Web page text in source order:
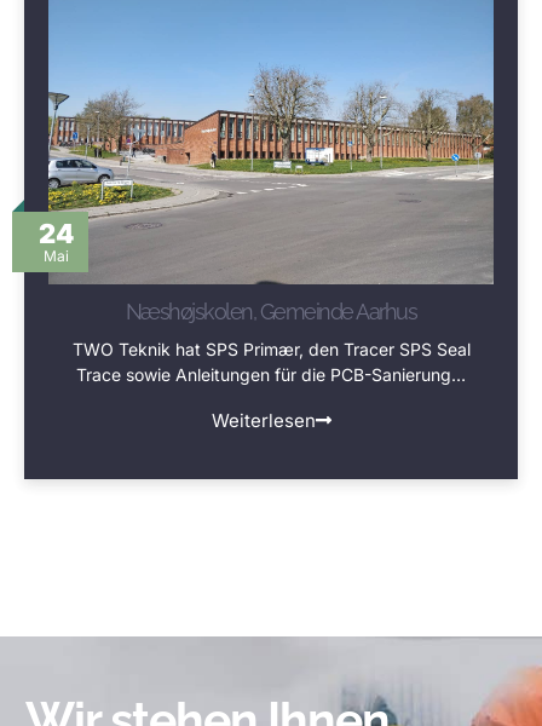
24
Mai
Næshøjskolen, Gemeinde Aarhus
TWO Teknik hat SPS Primær, den Tracer SPS Seal
Trace sowie Anleitungen für die PCB-Sanierung…
Weiterlesen